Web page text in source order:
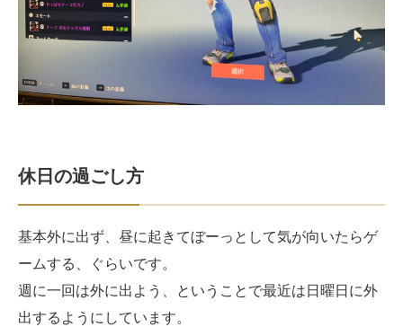
休日の過ごし方
基本外に出ず、昼に起きてぼーっとして気が向いたらゲ
ームする、ぐらいです。
週に一回は外に出よう、ということで最近は日曜日に外
出するようにしています。